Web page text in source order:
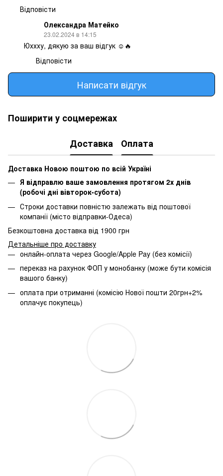
Відповісти
Олександра Матейко
23.02.2024 в 14:15
Юххху, дякую за ваш відгук ☺️🔥
Відповісти
Написати відгук
Поширити у соцмережах
Доставка
Оплата
Доставка Новою поштою по всій Україні
Я відправлю ваше замовлення протягом 2х днів
(робочі дні вівторок-субота)
Строки доставки повністю залежать від поштової
компанії (місто відправки-Одеса)
Безкоштовна доставка від 1900 грн
Детальніше про доставку
онлайн-оплата через Google/Apple Pay (без комісії)
переказ на рахунок ФОП у монобанку (може бути комісія
вашого банку)
оплата при отриманні (комісію Нової пошти 20грн+2%
оплачує покупець)